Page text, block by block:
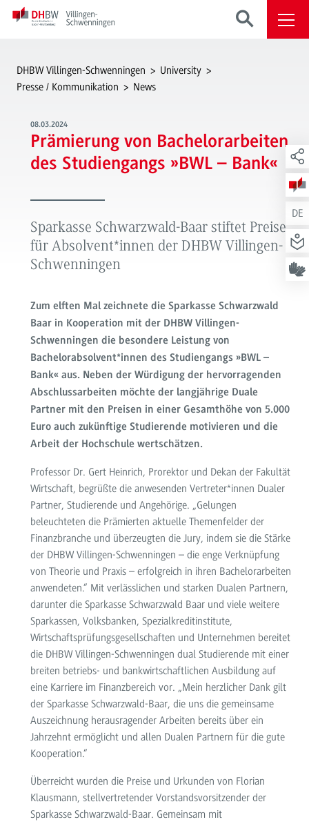
DE
DHBW Villingen-Schwenningen
University
Presse / Kommunikation
News
08.03.2024
Prämierung von Bachelorarbeiten
des Studiengangs »BWL – Bank«
Sparkasse Schwarzwald-Baar stiftet Preise
für Absolvent*innen der DHBW Villingen-
Schwenningen
Zum elften Mal zeichnete die Sparkasse Schwarzwald
Baar in Kooperation mit der DHBW Villingen-
Schwenningen die besondere Leistung von
Bachelorabsolvent*innen des Studiengangs »BWL –
Bank« aus. Neben der Würdigung der hervorragenden
Abschlussarbeiten möchte der langjährige Duale
Partner mit den Preisen in einer Gesamthöhe von 5.000
Euro auch zukünftige Studierende motivieren und die
Arbeit der Hochschule wertschätzen.
Professor Dr. Gert Heinrich, Prorektor und Dekan der Fakultät
Wirtschaft, begrüßte die anwesenden Vertreter*innen Dualer
Partner, Studierende und Angehörige. „Gelungen
beleuchteten die Prämierten aktuelle Themenfelder der
Finanzbranche und überzeugten die Jury, indem sie die Stärke
der DHBW Villingen-Schwenningen – die enge Verknüpfung
von Theorie und Praxis – erfolgreich in ihren Bachelorarbeiten
anwendeten.“ Mit verlässlichen und starken Dualen Partnern,
darunter die Sparkasse Schwarzwald Baar und viele weitere
Sparkassen, Volksbanken, Spezialkreditinstitute,
Wirtschaftsprüfungsgesellschaften und Unternehmen bereitet
die DHBW Villingen-Schwenningen dual Studierende mit einer
breiten betriebs- und bankwirtschaftlichen Ausbildung auf
eine Karriere im Finanzbereich vor. „Mein herzlicher Dank gilt
der Sparkasse Schwarzwald-Baar, die uns die gemeinsame
Auszeichnung herausragender Arbeiten bereits über ein
Jahrzehnt ermöglicht und allen Dualen Partnern für die gute
Kooperation.“
Überreicht wurden die Preise und Urkunden von Florian
Klausmann, stellvertretender Vorstandsvorsitzender der
Sparkasse Schwarzwald-Baar. Gemeinsam mit